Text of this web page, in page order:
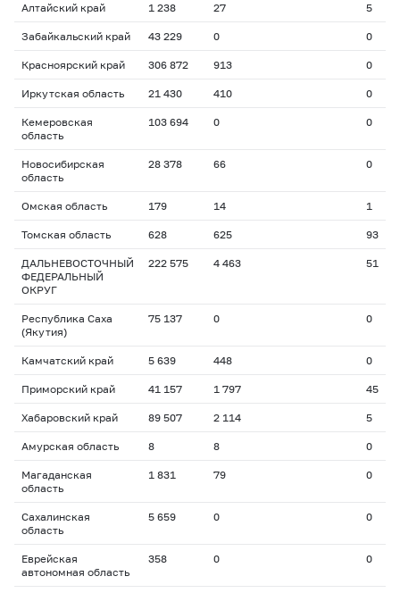
Алтайский край 1 238 27 5
Забайкальский край 43 229 0 0
Красноярский край 306 872 913 0
Иркутская область 21 430 410 0
Кемеровская
область
103 694 0 0
Новосибирская
область
28 378 66 0
Омская область 179 14 1
Томская область 628 625 93
ДАЛЬНЕВОСТОЧНЫЙ
ФЕДЕРАЛЬНЫЙ
ОКРУГ
222 575 4 463 51
Республика Саха
(Якутия)
75 137 0 0
Камчатский край 5 639 448 0
Приморский край 41 157 1 797 45
Хабаровский край 89 507 2 114 5
Амурская область 8 8 0
Магаданская
область
1 831 79 0
Сахалинская
область
5 659 0 0
Еврейская
автономная область
358 0 0